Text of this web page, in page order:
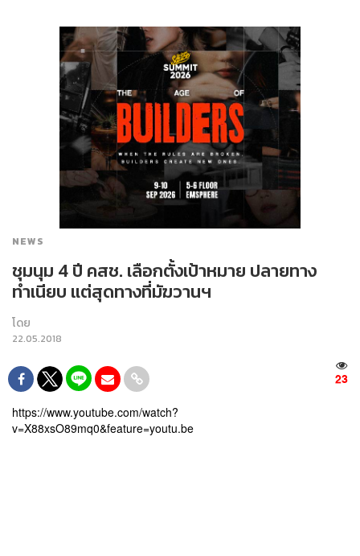
NEWS
ชุมนุม 4 ปี คสช. เลือกตั้งเป้าหมาย ปลายทาง
ทำเนียบ แต่สุดทางที่มัฆวานฯ
โดย
22.05.2018
23
https://www.youtube.com/watch?
v=X88xsO89mq0&feature=youtu.be